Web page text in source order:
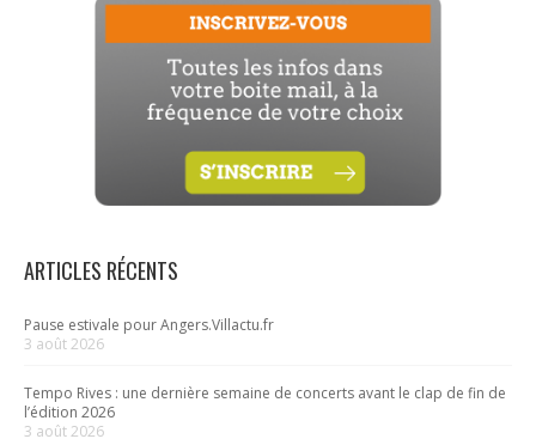
ARTICLES RÉCENTS
Pause estivale pour Angers.Villactu.fr
3 août 2026
Tempo Rives : une dernière semaine de concerts avant le clap de fin de
l’édition 2026
3 août 2026